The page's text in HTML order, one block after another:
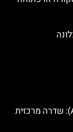
אבינגודה דיאגונל (Avenida Diagonal): שדרה מרכזית